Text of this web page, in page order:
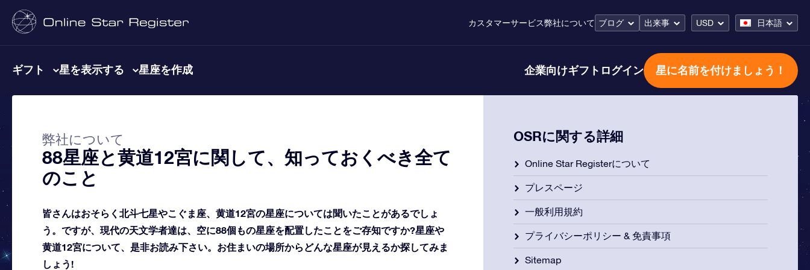
カスタマーサービス弊社について ブログ 出来事 USD 日本語
ギフト 星を表示する 星座を作成 企業向けギフト ログイン 星に名前を付けましょう！
弊社について
88星座と黄道12宮に関して、知っておくべき全て
のこと
皆さんはおそらく北斗七星やこぐま座、黄道12宮の星座については聞いたことがあるでしょ
う。ですが、現代の天文学者達は、空に88個もの星座を配置したことをご存知ですか?星座や
黄道12宮について、是非お読み下さい。お住まいの場所からどんな星座が見えるか探してみま
しょう!
OSRに関する詳細
Online Star Registerについて
プレスページ
一般利用規約
プライバシーポリシー & 免責事項
Sitemap